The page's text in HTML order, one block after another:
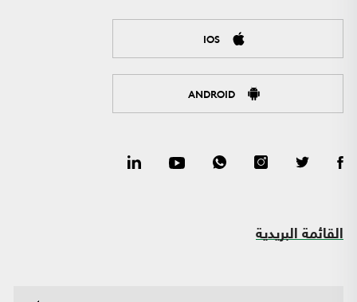
IOS
ANDROID
القائمة البريدية